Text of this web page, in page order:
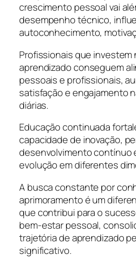
crescimento pessoal vai
desempenho técnico,
autoconhecimento,
Profissionais que investem
aprendizado conseguem
pessoais e profissionais,
satisfação e engajamento
diárias.
Educação continuada
capacidade de inovação,
desenvolvimento contínuo
evolução em diferentes
A busca constante por
aprimoramento é um
que contribui para o
bem-estar pessoal,
trajetória de aprendizado
significativo.